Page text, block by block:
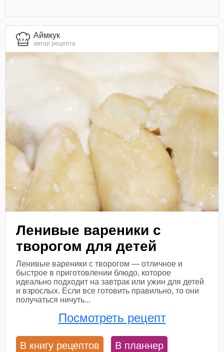
Аймкук
автор рецепта
Ленивые вареники с
творогом для детей
Ленивые вареники с творогом — отличное и
быстрое в приготовлении блюдо, которое
идеально подходит на завтрак или ужин для детей
и взрослых. Если все готовить правильно, то они
получаться ничуть...
Посмотреть рецепт
В книгу рецептов В планнер